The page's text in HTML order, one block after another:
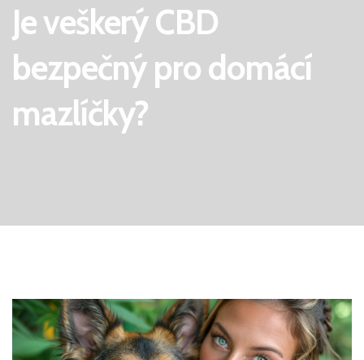
ALTERNATIVY K CBD
Je veškerý CBD
bezpečný pro domácí
mazlíčky?